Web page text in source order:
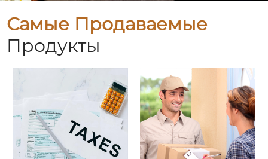
Самые Продаваемые
Продукты